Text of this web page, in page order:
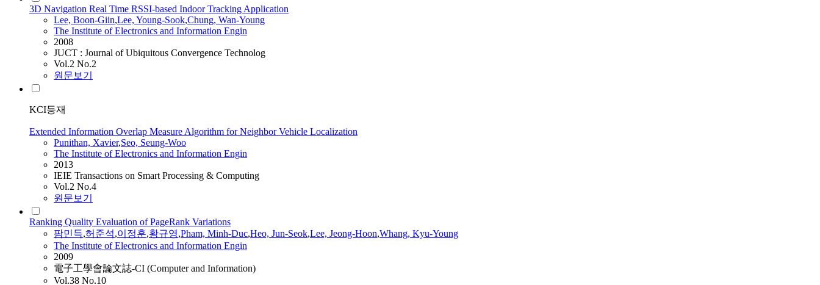
3D Navigation Real Time RSSI-based Indoor Tracking Application
Lee, Boon-Giin,Lee, Young-Sook,Chung, Wan-Young
The Institute of Electronics and Information Engin
2008
JUCT : Journal of Ubiquitous Convergence Technolog
Vol.2 No.2
원문보기
KCI등재
Extended Information Overlap Measure Algorithm for Neighbor Vehicle Localization
Punithan, Xavier,Seo, Seung-Woo
The Institute of Electronics and Information Engin
2013
IEIE Transactions on Smart Processing & Computing
Vol.2 No.4
원문보기
Ranking Quality Evaluation of PageRank Variations
팜민득,허준석,이정훈,황규영,Pham, Minh-Duc,Heo, Jun-Seok,Lee, Jeong-Hoon,Whang, Kyu-Young
The Institute of Electronics and Information Engin
2009
電子工學會論文誌-CI (Computer and Information)
Vol.38 No.10